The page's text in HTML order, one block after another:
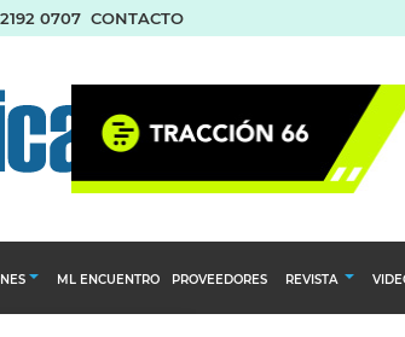
0707 CONTACTO
ML ENCUENTRO PROVEEDORES REVISTA